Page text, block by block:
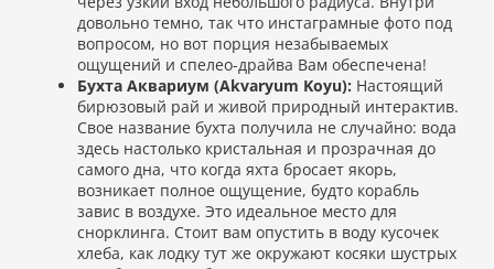
довольно темно, так что инстаграмные фото под
вопросом, но вот порция незабываемых
ощущений и спелео-драйва Вам обеспечена!
Бухта Аквариум (Akvaryum Koyu): Настоящий
бирюзовый рай и живой природный интерактив.
Свое название бухта получила не случайно: вода
здесь настолько кристальная и прозрачная до
самого дна, что когда яхта бросает якорь,
возникает полное ощущение, будто корабль
завис в воздухе. Это идеальное место для
снорклинга. Стоит вам опустить в воду кусочек
хлеба, как лодку тут же окружают косяки шустрых